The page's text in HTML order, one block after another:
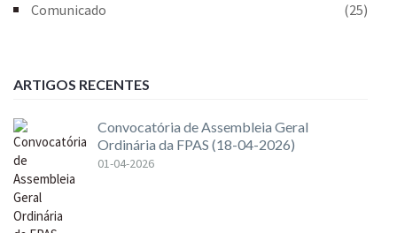
Comunicado
(25)
ARTIGOS RECENTES
Convocatória de Assembleia Geral
Ordinária da FPAS (18-04-2026)
01-04-2026